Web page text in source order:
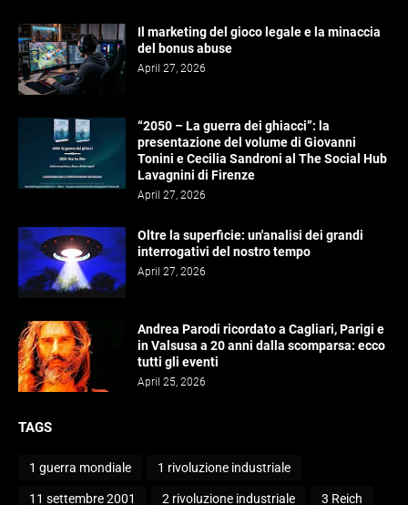
Il marketing del gioco legale e la minaccia
del bonus abuse
April 27, 2026
“2050 – La guerra dei ghiacci”: la
presentazione del volume di Giovanni
Tonini e Cecilia Sandroni al The Social Hub
Lavagnini di Firenze
April 27, 2026
Oltre la superficie: un'analisi dei grandi
interrogativi del nostro tempo
April 27, 2026
Andrea Parodi ricordato a Cagliari, Parigi e
in Valsusa a 20 anni dalla scomparsa: ecco
tutti gli eventi
April 25, 2026
TAGS
1 guerra mondiale 1 rivoluzione industriale
11 settembre 2001 2 rivoluzione industriale 3 Reich